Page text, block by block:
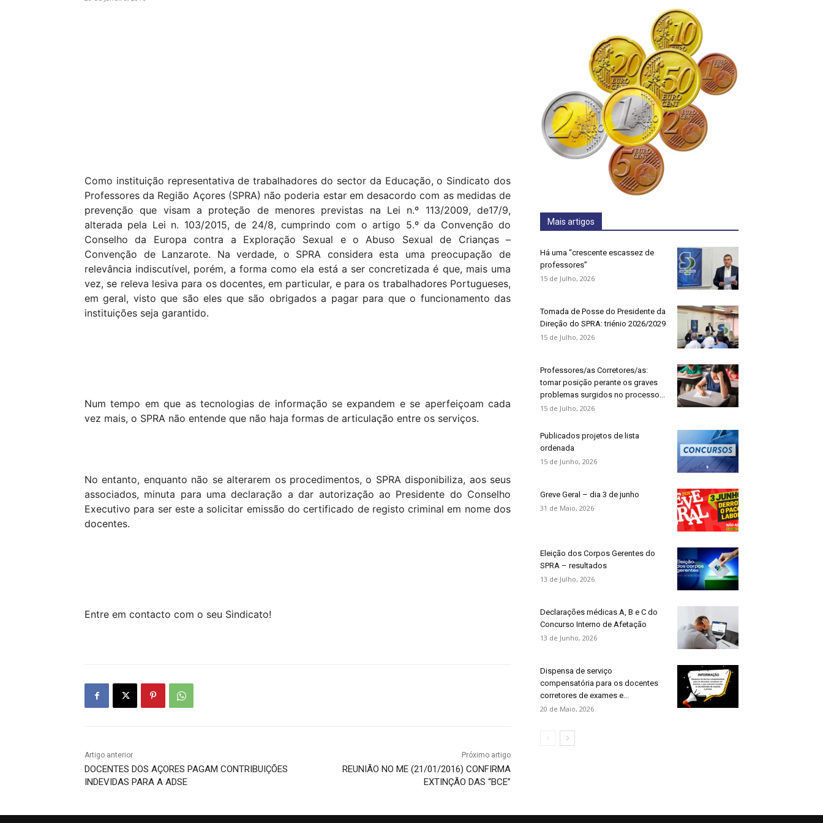
Como instituição representativa de trabalhadores do sector da Educação, o Sindicato dos
Professores da Região Açores (SPRA) não poderia estar em desacordo com as medidas de
prevenção que visam a proteção de menores previstas na Lei n.º 113/2009, de17/9,
alterada pela Lei n. 103/2015, de 24/8, cumprindo com o artigo 5.º da Convenção do
Conselho da Europa contra a Exploração Sexual e o Abuso Sexual de Crianças –
Convenção de Lanzarote. Na verdade, o SPRA considera esta uma preocupação de
relevância indiscutível, porém, a forma como ela está a ser concretizada é que, mais uma
vez, se releva lesiva para os docentes, em particular, e para os trabalhadores Portugueses,
em geral, visto que são eles que são obrigados a pagar para que o funcionamento das
instituições seja garantido.
Num tempo em que as tecnologias de informação se expandem e se aperfeiçoam cada
vez mais, o SPRA não entende que não haja formas de articulação entre os serviços.
No entanto, enquanto não se alterarem os procedimentos, o SPRA disponibiliza, aos seus
associados, minuta para uma declaração a dar autorização ao Presidente do Conselho
Executivo para ser este a solicitar emissão do certificado de registo criminal em nome dos
docentes.
Entre em contacto com o seu Sindicato!
Artigo anterior
DOCENTES DOS AÇORES PAGAM CONTRIBUIÇÕES
INDEVIDAS PARA A ADSE
Próximo artigo
REUNIÃO NO ME (21/01/2016) CONFIRMA
EXTINÇÃO DAS “BCE”
Mais artigos
Há uma “crescente escassez de
professores”
15 de Julho, 2026
Tomada de Posse do Presidente da
Direção do SPRA: triénio 2026/2029
15 de Julho, 2026
Professores/as Corretores/as:
tomar posição perante os graves
problemas surgidos no processo...
15 de Julho, 2026
Publicados projetos de lista
ordenada
15 de Junho, 2026
Greve Geral – dia 3 de junho
31 de Maio, 2026
Eleição dos Corpos Gerentes do
SPRA – resultados
13 de Julho, 2026
Declarações médicas A, B e C do
Concurso Interno de Afetação
13 de Junho, 2026
Dispensa de serviço
compensatória para os docentes
corretores de exames e...
20 de Maio, 2026